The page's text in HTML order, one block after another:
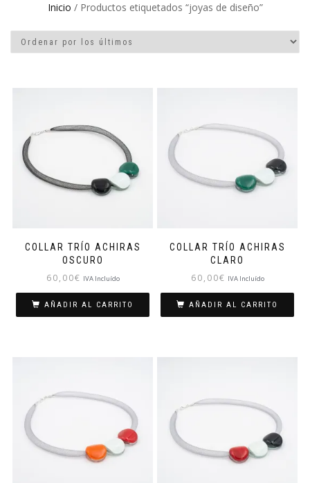
Inicio / Productos etiquetados “joyas de diseño”
COLLAR TRÍO ACHIRAS
OSCURO
60,00€ IVA Incluído
AÑADIR AL CARRITO
COLLAR TRÍO ACHIRAS
CLARO
60,00€ IVA Incluído
AÑADIR AL CARRITO